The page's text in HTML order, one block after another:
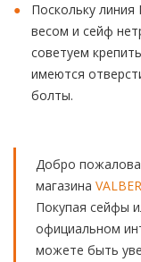
Поскольку линия
весом и сейф
советуем
имеются
болты.
Добро
магазина
Покупая сейфы
официальном
можете быть